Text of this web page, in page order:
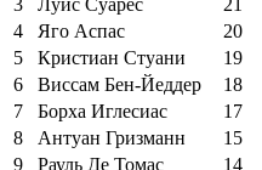
4
Яго Аспас
20
5
Кристиан Стуани
19
6
Виссам Бен-Йеддер
18
7
Борха Иглесиас
17
8
Антуан Гризманн
15
9
Рауль Де Томас
14